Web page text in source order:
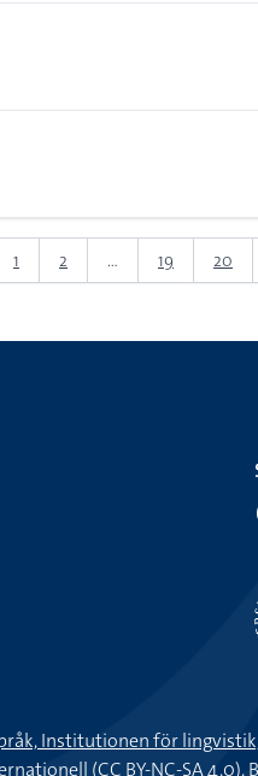
1 2 ... 19 20
Institutionen för
(CC BY-NC-SA 4.0).